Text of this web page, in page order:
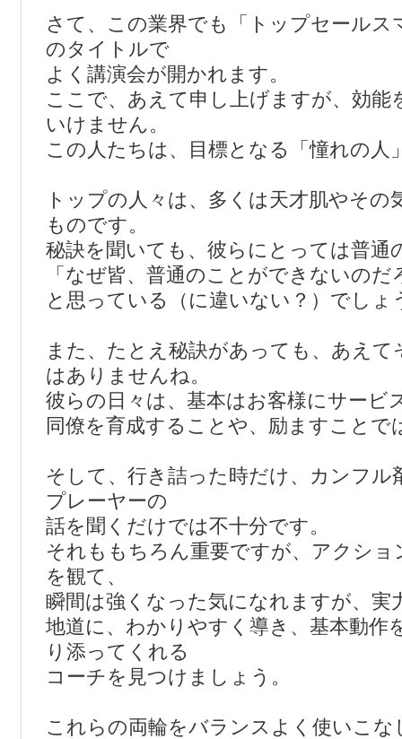
さて、この業界でも「トップセールス
のタイトルで
よく講演会が開かれます。
ここで、あえて申し上げますが、効能
いけません。
この人たちは、目標となる「憧れの人
トップの人々は、多くは天才肌やその
ものです。
秘訣を聞いても、彼らにとっては普通
「なぜ皆、普通のことができないのだ
と思っている（に違いない？）でしょ
また、たとえ秘訣があっても、あえて
はありませんね。
彼らの日々は、基本はお客様にサービ
同僚を育成することや、励ますことで
そして、行き詰った時だけ、カンフル
プレーヤーの
話を聞くだけでは不十分です。
それももちろん重要ですが、アクショ
を観て、
瞬間は強くなった気になれますが、実
地道に、わかりやすく導き、基本動作
り添ってくれる
コーチを見つけましょう。
これらの両輪をバランスよく使いこな